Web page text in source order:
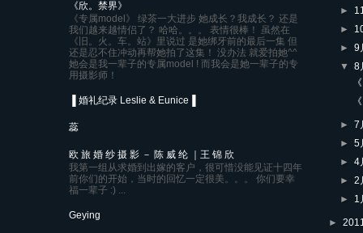
《欣。禁界》
《专属model》 绿茶一大进步 她成长？我成长？ 还是
我们越来越情侣了？ 哈哈。。。 表情很棒！ 虽然在
《旧。火。车。站》里说过 是她绑牙前的最后一集 但
还是忍不住冲动再帮她拍了这集！ 没办法 就爱拍她^^
她会是我一辈子的专属model ! 而我会是她一辈子的专
用摄影师！
▐ 婚礼纪录 Leslie & Eunice▐
蕊
欧 旅 婚 纱 摄 影 － 陈 威 纶 ｜王 锦 欣
我第一组从求婚到出嫁的客户，很可惜没能见证十四年
前你们的开始，当时的回忆一定很美。。。 你们要幸
福一辈子 :) ...
Geying
►
►
►9
▼8
►7
►5
►4
►2
► 1
►